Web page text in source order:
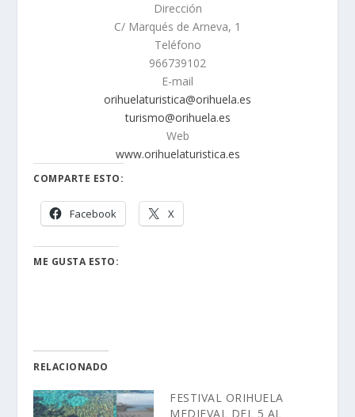
Dirección
C/ Marqués de Arneva, 1
Teléfono
966739102
E-mail
orihuelaturistica@orihuela.es
turismo@orihuela.es
Web
www.orihuelaturistica.es
COMPARTE ESTO:
Facebook X
ME GUSTA ESTO:
RELACIONADO
FESTIVAL ORIHUELA
MEDIEVAL DEL 5 AL